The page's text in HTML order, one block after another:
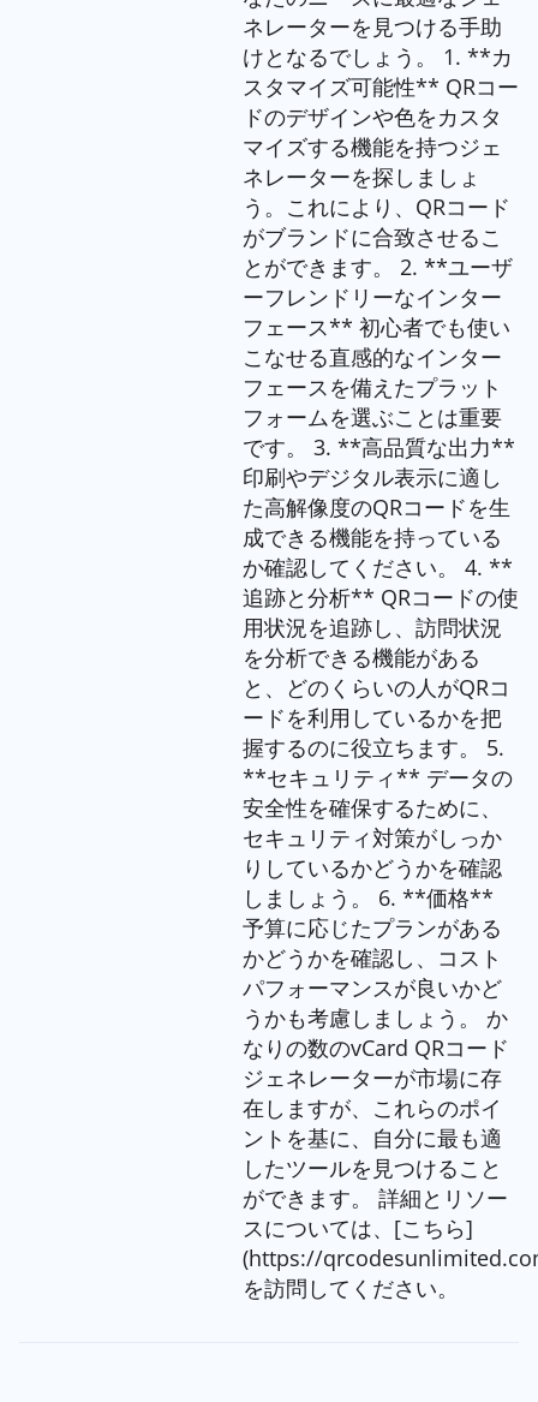
ネレーターを見つける手助
けとなるでしょう。 1. **カ
スタマイズ可能性** QRコー
ドのデザインや色をカスタ
マイズする機能を持つジェ
ネレーターを探しましょ
う。これにより、QRコード
がブランドに合致させるこ
とができます。 2. **ユーザ
ーフレンドリーなインター
フェース** 初心者でも使い
こなせる直感的なインター
フェースを備えたプラット
フォームを選ぶことは重要
です。 3. **高品質な出力**
印刷やデジタル表示に適し
た高解像度のQRコードを生
成できる機能を持っている
か確認してください。 4. **
追跡と分析** QRコードの使
用状況を追跡し、訪問状況
を分析できる機能がある
と、どのくらいの人がQRコ
ードを利用しているかを把
握するのに役立ちます。 5.
**セキュリティ** データの
安全性を確保するために、
セキュリティ対策がしっか
りしているかどうかを確認
しましょう。 6. **価格**
予算に応じたプランがある
かどうかを確認し、コスト
パフォーマンスが良いかど
うかも考慮しましょう。 か
なりの数のvCard QRコード
ジェネレーターが市場に存
在しますが、これらのポイ
ントを基に、自分に最も適
したツールを見つけること
ができます。 詳細とリソー
スについては、[こちら]
(https://
を訪問してください。